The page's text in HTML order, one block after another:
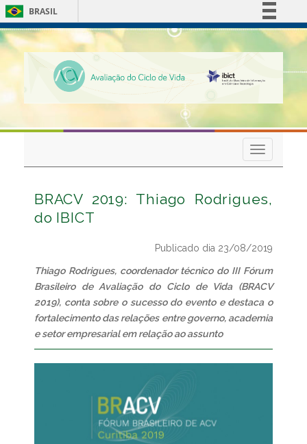
BRASIL
Simplifique!
Comunica BR
Participe
Acesso à informação
Canais
Toggle
navigation
BRACV 2019: Thiago Rodrigues,
do IBICT
Publicado dia 23/08/2019
Thiago Rodrigues, coordenador técnico do III Fórum
Brasileiro de Avaliação do Ciclo de Vida (BRACV
2019), conta sobre o sucesso do evento e destaca o
fortalecimento das relações entre governo, academia
e setor empresarial em relação ao assunto